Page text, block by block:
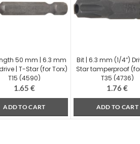
50 mm | 6.3 mm
| T-Star (for Torx)
T15 (4590)
1.65 €
ADD TO CART
Bit | 6.3 mm (1/4″)
Star tamperproof
T35 (4736)
1.76€
ADD TO CART